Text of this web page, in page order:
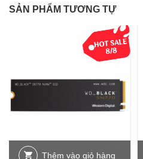
SẢN PHẨM TƯƠNG TỰ
Thêm vào giỏ hàng